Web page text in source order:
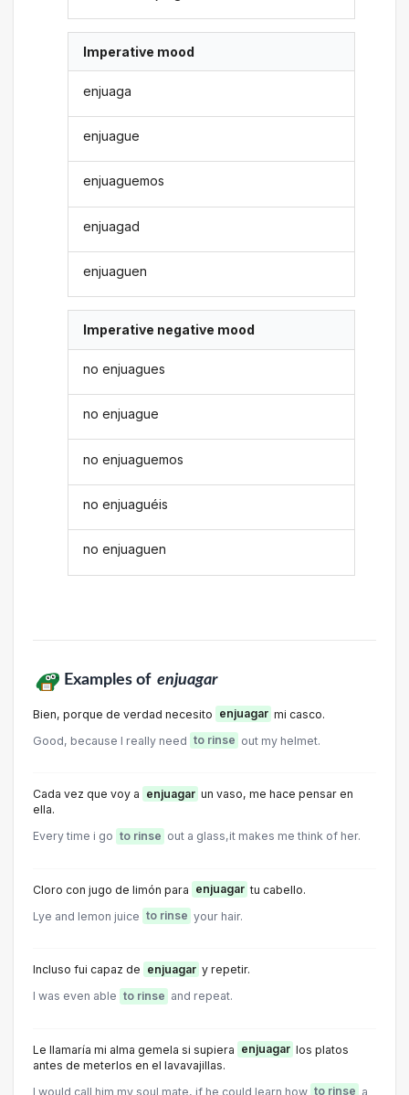
Imperative mood
enjuaga
enjuague
enjuaguemos
enjuagad
enjuaguen
Imperative negative mood
no enjuagues
no enjuague
no enjuaguemos
no enjuaguéis
no enjuaguen
Examples of enjuagar
Bien, porque de verdad necesito enjuagar mi casco.
Good, because I really need to rinse out my helmet.
Cada vez que voy a enjuagar un vaso, me hace pensar en
ella.
Every time i go to rinse out a glass,it makes me think of her.
Cloro con jugo de limón para enjuagar tu cabello.
Lye and lemon juice to rinse your hair.
Incluso fui capaz de enjuagar y repetir.
I was even able to rinse and repeat.
Le llamaría mi alma gemela si supiera enjuagar los platos
antes de meterlos en el lavavajillas.
I would call him my soul mate, if he could learn how to rinse a